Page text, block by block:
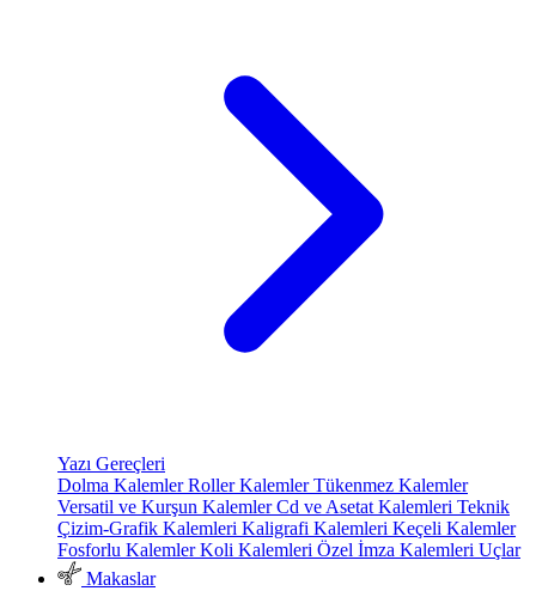
Yazı Gereçleri
Dolma KalemlerRoller KalemlerTükenmez Kalemler
Versatil ve Kurşun KalemlerCd ve Asetat Kalemleri Teknik
Çizim-Grafik Kalemleri Kaligrafi Kalemleri Keçeli Kalemler
Fosforlu KalemlerKoli Kalemleri Özel İmza Kalemleri Uçlar
Makaslar